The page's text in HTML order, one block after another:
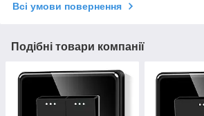
Всі умови повернення
Подібні товари компанії